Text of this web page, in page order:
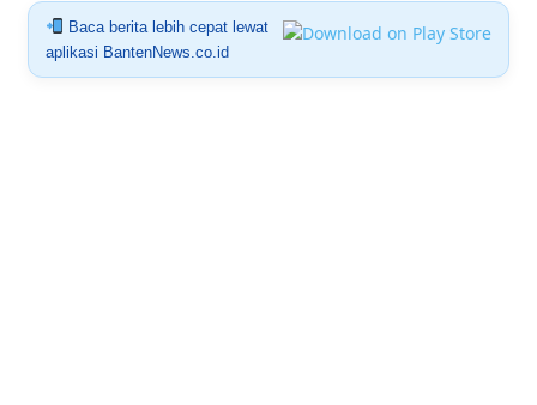
Baca berita lebih cepat lewat
aplikasi BantenNews.co.id